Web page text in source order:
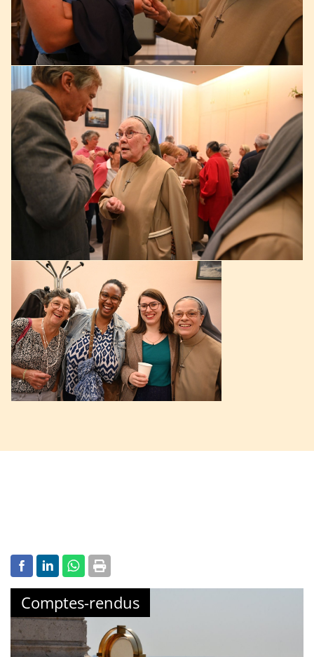
Comptes-rendus